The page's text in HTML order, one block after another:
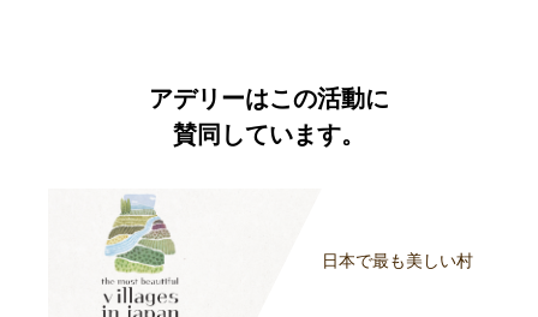
アデリーはこの活動に
賛同しています。
日本で最も美しい村